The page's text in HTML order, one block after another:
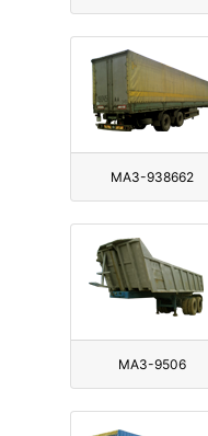
МАЗ-938662
МАЗ-9506